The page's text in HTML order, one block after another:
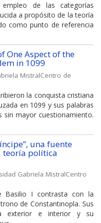
de las categorías
a propósito de la teoría
como punto de referencia
One Aspect of the
in 1099
MistralCentro de
la conquista cristiana
en 1099 y sus palabras
sin mayor cuestionamiento.
una fuente
teoría política
Gabriela MistralCentro
Basilio I contrasta con la
de Constantinopla. Sus
exterior e interior y su